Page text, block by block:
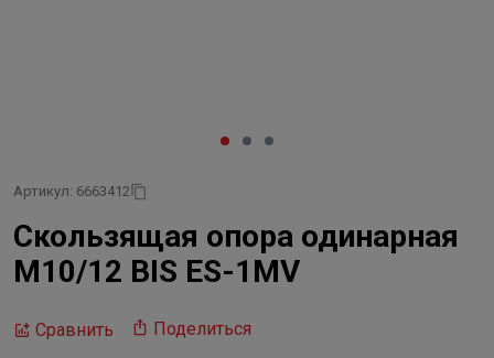
Артикул: 6663412
Скользящая опора одинарная
M10/12 BIS ES-1MV
Сравнить Поделиться